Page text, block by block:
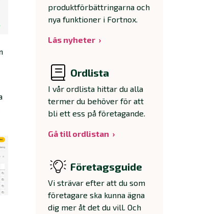
produktförbättringarna och
nya funktioner i Fortnox.
Läs nyheter
Ordlista
I vår ordlista hittar du alla
termer du behöver för att
bli ett ess på företagande.
Gå till ordlistan
Företagsguide
Vi strävar efter att du som
företagare ska kunna ägna
dig mer åt det du vill. Och